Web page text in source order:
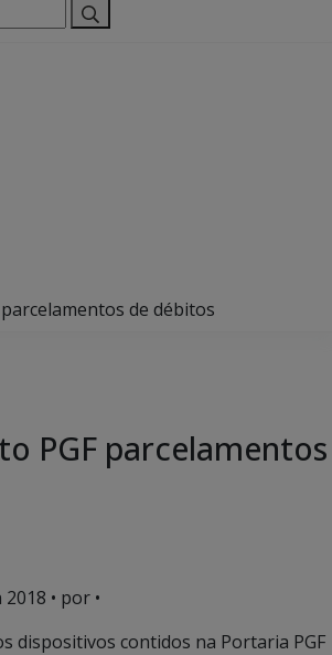
de débitos
PGF parcelamentos
2018 • por •
dispositivos contidos na Portaria PGF